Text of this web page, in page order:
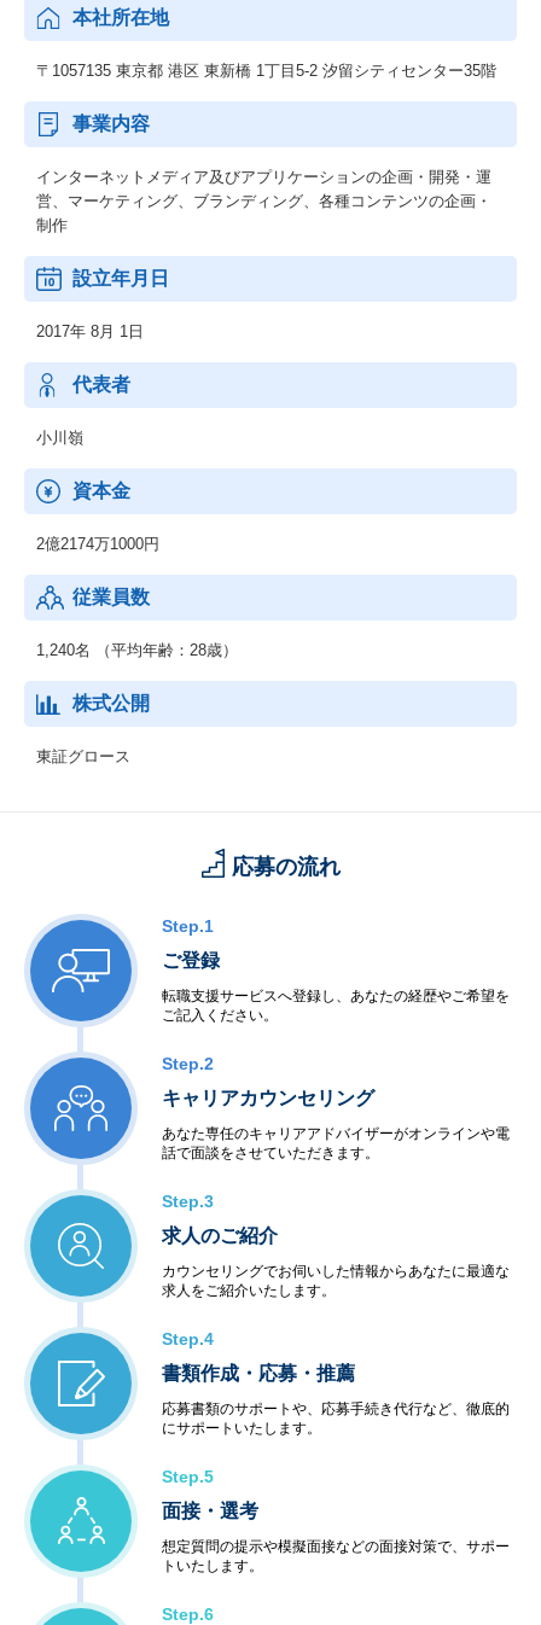
本社所在地
〒1057135 東京都 港区 東新橋 1丁目5-2 汐留シティセンター35階
事業内容
インターネットメディア及びアプリケーションの企画・開発・運
営、マーケティング、ブランディング、各種コンテンツの企画・
制作
設立年月日
2017年 8月 1日
代表者
小川嶺
資本金
2億2174万1000円
従業員数
1,240名 （平均年齢：28歳）
株式公開
東証グロース
応募の流れ
Step.1
ご登録
転職支援サービスへ登録し、あなたの経歴やご希望を
ご記入ください。
Step.2
キャリアカウンセリング
あなた専任のキャリアアドバイザーがオンラインや電
話で面談をさせていただきます。
Step.3
求人のご紹介
カウンセリングでお伺いした情報からあなたに最適な
求人をご紹介いたします。
Step.4
書類作成・応募・推薦
応募書類のサポートや、応募手続き代行など、徹底的
にサポートいたします。
Step.5
面接・選考
想定質問の提示や模擬面接などの面接対策で、サポー
トいたします。
Step.6